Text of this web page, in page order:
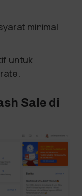
minimal
untuk
Sale di